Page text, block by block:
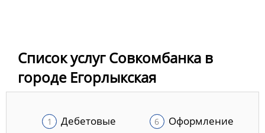
Список услуг Совкомбанка в
городе Егорлыкская
Дебетовые
Оформление